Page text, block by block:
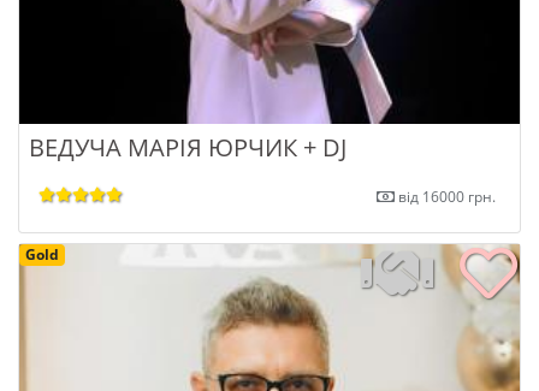
ВЕДУЧА МАРІЯ ЮРЧИК + DJ
від 16000 грн.
Gold